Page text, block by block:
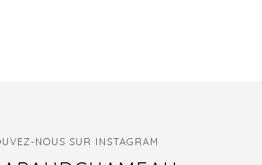
NOUS SUR INSTAGRAM